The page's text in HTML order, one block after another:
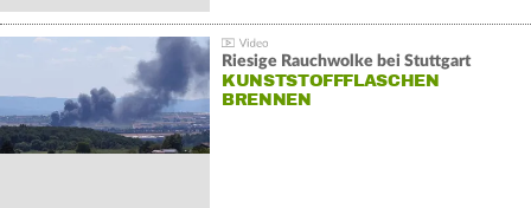
Riesige Rauchwolke bei Stuttgart
KUNSTSTOFFFLASCHEN
BRENNEN